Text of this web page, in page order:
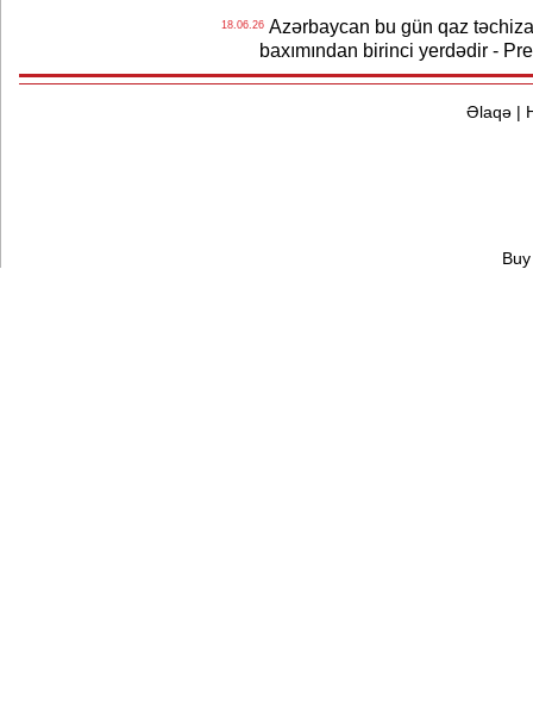
18.06.26Azərbaycan bu gün qaz
baxımından birinci yerdədir -
Əlaqə|